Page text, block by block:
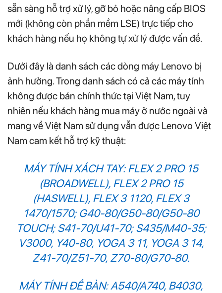
sẵn sàng hỗ trợ xử lý, gỡ bỏ hoặc nâng cấp BIOS
mới (không còn phần mềm LSE) trực tiếp cho
khách hàng nếu họ không tự xử lý được vấn đề.
Dưới đây là danh sách các dòng máy Lenovo bị
ảnh hưởng. Trong danh sách có cả các máy tính
không được bán chính thức tại Việt Nam, tuy
nhiên nếu khách hàng mua máy ở nước ngoài và
mang về Việt Nam sử dụng vẫn được Lenovo Việt
Nam cam kết hỗ trợ kỹ thuật:
MÁY TÍNH XÁCH TAY: FLEX 2 PRO 15
(BROADWELL), FLEX 2 PRO 15
(HASWELL), FLEX 3 1120, FLEX 3
1470/1570; G40-80/G50-80/G50-80
TOUCH; S41-70/U41-70; S435/M40-35;
V3000, Y40-80, YOGA 3 11, YOGA 3 14,
Z41-70/Z51-70, Z70-80/G70-80.
MÁY TÍNH ĐỂ BÀN: A540/A740, B4030,